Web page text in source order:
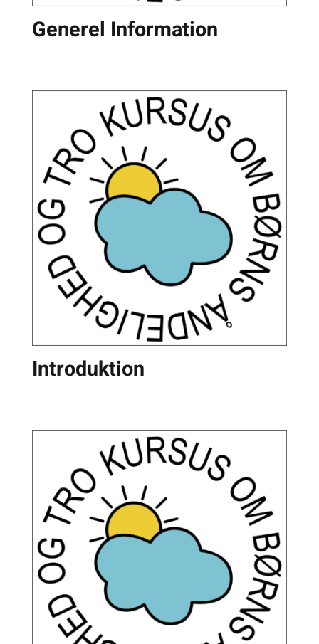
Generel Information
Introduktion